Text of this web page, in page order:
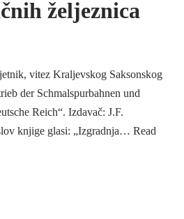
željeznica
vitez Kraljevskog Saksonskog
der Schmalspurbahnen und
Reich“. Izdavač: J.F.
knjige glasi: „Izgradnja… Read